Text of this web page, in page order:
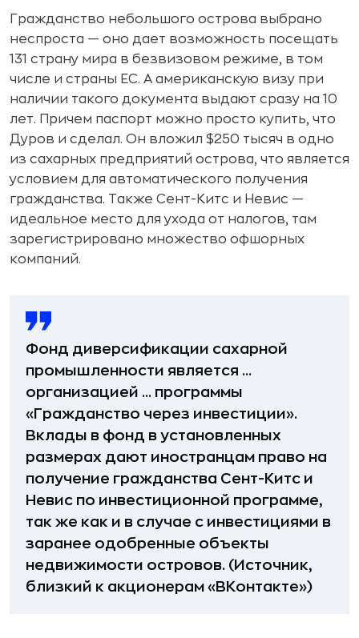
Гражданство небольшого острова выбрано
неспроста — оно дает возможность посещать
131 страну мира в безвизовом режиме, в том
числе и страны ЕС. А американскую визу при
наличии такого документа выдают сразу на 10
лет. Причем паспорт можно просто купить, что
Дуров и сделал. Он вложил $250 тысяч в одно
из сахарных предприятий острова, что является
условием для автоматического получения
гражданства. Также Сент-Китс и Невис —
идеальное место для ухода от налогов, там
зарегистрировано множество офшорных
компаний.
Фонд диверсификации сахарной
промышленности является ...
организацией ... программы
«Гражданство через инвестиции».
Вклады в фонд в установленных
размерах дают иностранцам право на
получение гражданства Сент-Китс и
Невис по инвестиционной программе,
так же как и в случае с инвестициями в
заранее одобренные объекты
недвижимости островов. (Источник,
близкий к акционерам «ВКонтакте»)